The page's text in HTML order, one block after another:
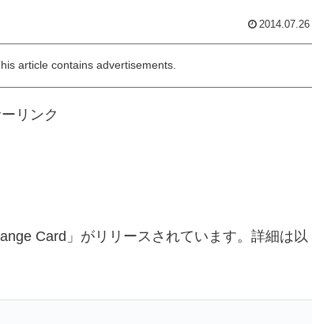
2014.07.26
article contains advertisements.
リンク
Card」がリリースされています。詳細は以